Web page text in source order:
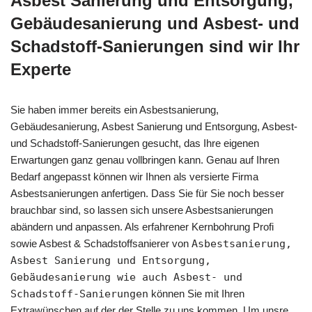
Gebäudesanierung und Asbest- und
Schadstoff-Sanierungen sind wir Ihr
Experte
Sie haben immer bereits ein Asbestsanierung,
Gebäudesanierung, Asbest Sanierung und Entsorgung, Asbest-
und Schadstoff-Sanierungen gesucht, das Ihre eigenen
Erwartungen ganz genau vollbringen kann. Genau auf Ihren
Bedarf angepasst können wir Ihnen als versierte Firma
Asbestsanierungen anfertigen. Dass Sie für Sie noch besser
brauchbar sind, so lassen sich unsere Asbestsanierungen
abändern und anpassen. Als erfahrener Kernbohrung Profi
sowie Asbest & Schadstoffsanierer von Asbestsanierung,
Asbest Sanierung und Entsorgung,
Gebäudesanierung wie auch Asbest- und
Schadstoff-Sanierungen können Sie mit Ihren